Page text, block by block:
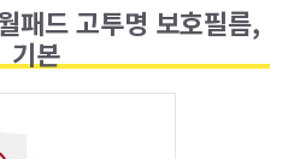
패드 고투명 보호필름,
기본